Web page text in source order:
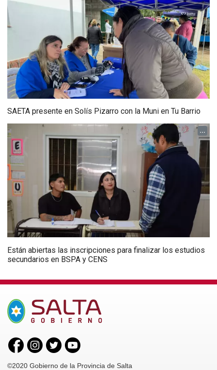
SAETA presente en Solís Pizarro con la Muni en Tu Barrio
...
Están abiertas las inscripciones para finalizar los estudios
secundarios en BSPA y CENS
©2020 Gobierno de la Provincia de Salta